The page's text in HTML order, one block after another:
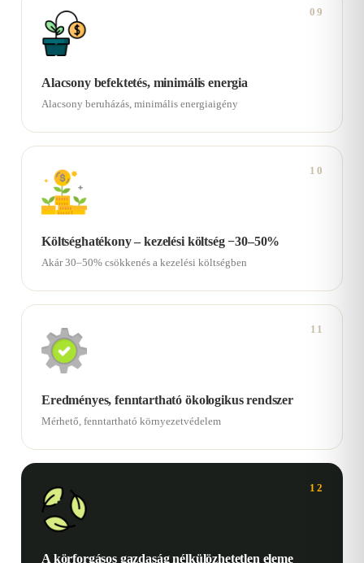
09
Alacsony befektetés, minimális energia
Alacsony beruházás, minimális energiaigény
10
Költséghatékony – kezelési költség −30–50%
Akár 30–50% csökkenés a kezelési költségben
11
Eredményes, fenntartható ökologikus rendszer
Mérhető, fenntartható környezetvédelem
12
A körforgásos gazdaság nélkülözhetetlen eleme